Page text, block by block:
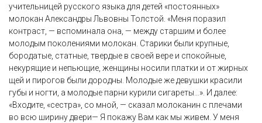
учительницей русского языка для детей «постоянных»
молокан Александры Львовны Толстой. «Меня поразил
контраст, — вспоминала она, — между старшим и более
молодым поколениями молокан. Старики были крупные,
бородатые, статные, твердые в своей вере и спокойные,
некурящие и непьющие, женщины носили платки и от жирных
щей и пирогов были дородны. Молодые же девушки красили
губы и ногти, а молодые парни курили сигареты…». И далее:
«Входите, «сестра», со мной, — сказал молоканин с плечами
во всю ширину двери— Я покажу Вам как мы живем. У меня